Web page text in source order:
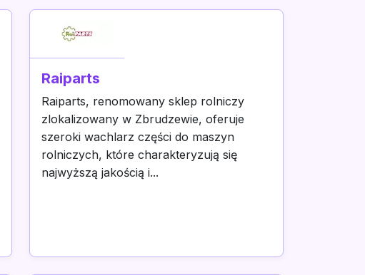
Raiparts
Raiparts, renomowany sklep rolniczy
zlokalizowany w Zbrudzewie, oferuje
szeroki wachlarz części do maszyn
rolniczych, które charakteryzują się
najwyższą jakością i...